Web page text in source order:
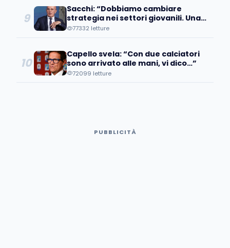
9
Sacchi: “Dobbiamo cambiare
strategia nei settori giovanili. Una
volta convocai un ragazzo, ma…”
77332 letture
10
Capello svela: “Con due calciatori
sono arrivato alle mani, vi dico…”
72099 letture
PUBBLICITÀ